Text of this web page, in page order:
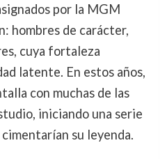
por la MGM
hombres de carácter,
cuya fortaleza
latente. En estos años,
con muchas de las
iniciando una serie
su leyenda.